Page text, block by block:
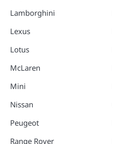
Lamborghini
Lexus
Lotus
McLaren
Mini
Nissan
Peugeot
Range Rover